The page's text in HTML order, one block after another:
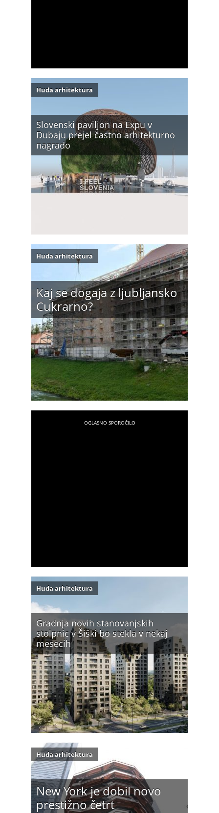
Slovenski paviljon na Expu v
Dubaju prejel častno arhitekturno
nagrado
Huda arhitektura
Kaj se dogaja z ljubljansko
Cukrarno?
Huda arhitektura
Gradnja novih stanovanjskih
stolpnic v Šiški bo stekla v nekaj
mesecih
Huda arhitektura
New York je dobil novo
prestižno četrt
Huda arhitektura